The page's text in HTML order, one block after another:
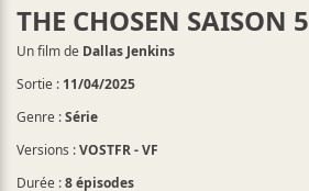
THE CHOSEN SAISON 5
Un film de Dallas Jenkins
Sortie : 11/04/2025
Genre :Série
Versions :VOSTFR - VF
Durée :8 épisodes